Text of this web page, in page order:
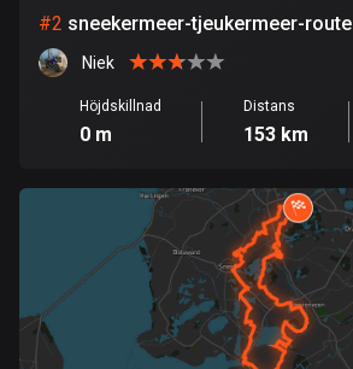
15 rutter
141 rutter
4910 rutter
Belize
17 rutter
Bhutan
#2 sneekermeer-tjeukermeer-route
Niek
Höjdskillnad
0 m
Distans
153 km